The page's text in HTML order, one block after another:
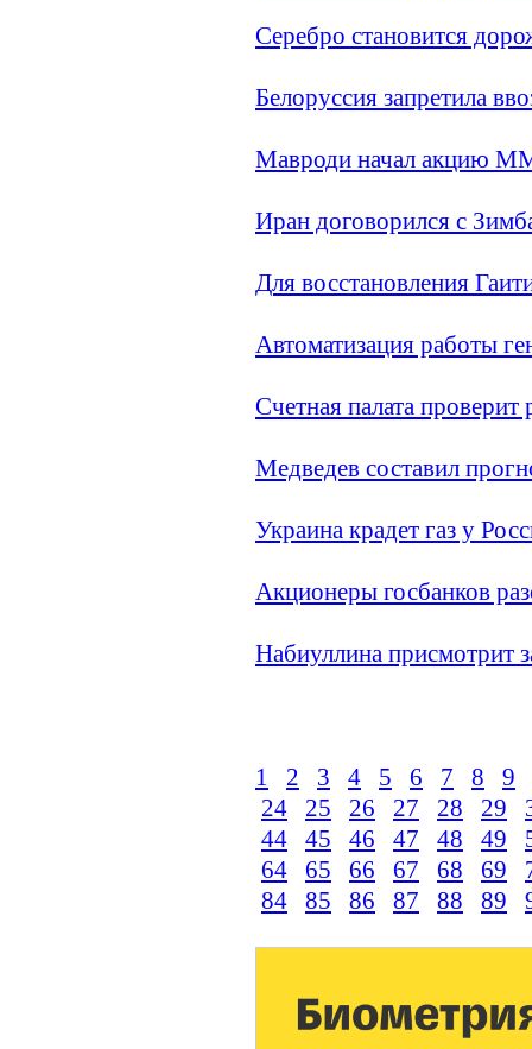
Серебро становится
Белоруссия запретила
Мавроди начал акцию
Иран договорился с
Для восстановления
Автоматизация работы
Счетная палата
Медведев составил
Украина крадет газ у
Акционеры госбанков
Набиуллина присмотрит
1 2 3 4 5 6 7 8
9
24
25 26 27 28 29
44
45 46 47 48 49
64
65 66 67 68 69
84
85 86 87 88 89